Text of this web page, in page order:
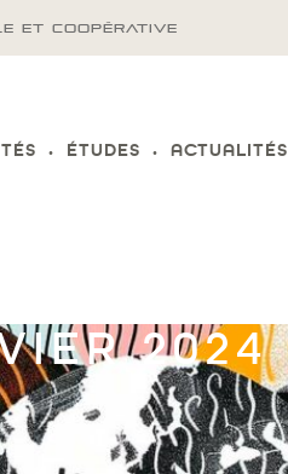
ET COOPÉRATIVE
ÉTUDES ACTUALITÉS
2024